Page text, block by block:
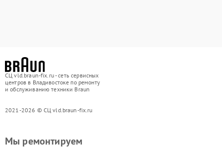
СЦ vld.braun-fix.ru - сеть сервисных
центров в Владивостоке по ремонту
и обслуживанию техники Braun
2021-2026 © СЦ vld.braun-fix.ru
Мы ремонтируем